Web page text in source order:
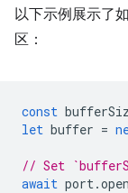
以下示例展示了
区：
const
let buffer =
// Set
await port.open